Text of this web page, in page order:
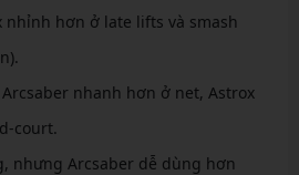
nhỉnh hơn ở late lifts và smash
Arcsaber nhanh hơn ở net, Astrox
court.
nhưng Arcsaber dễ dùng hơn